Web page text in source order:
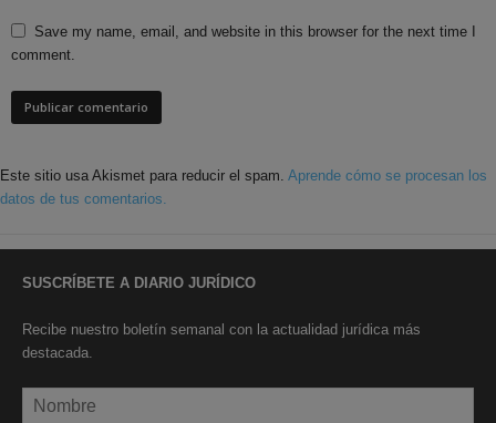
Save my name, email, and website in this browser for the next time I
comment.
Este sitio usa Akismet para reducir el spam. Aprende cómo se procesan los
datos de tus comentarios.
SUSCRÍBETE A DIARIO JURÍDICO
Recibe nuestro boletín semanal con la actualidad jurídica más
destacada.